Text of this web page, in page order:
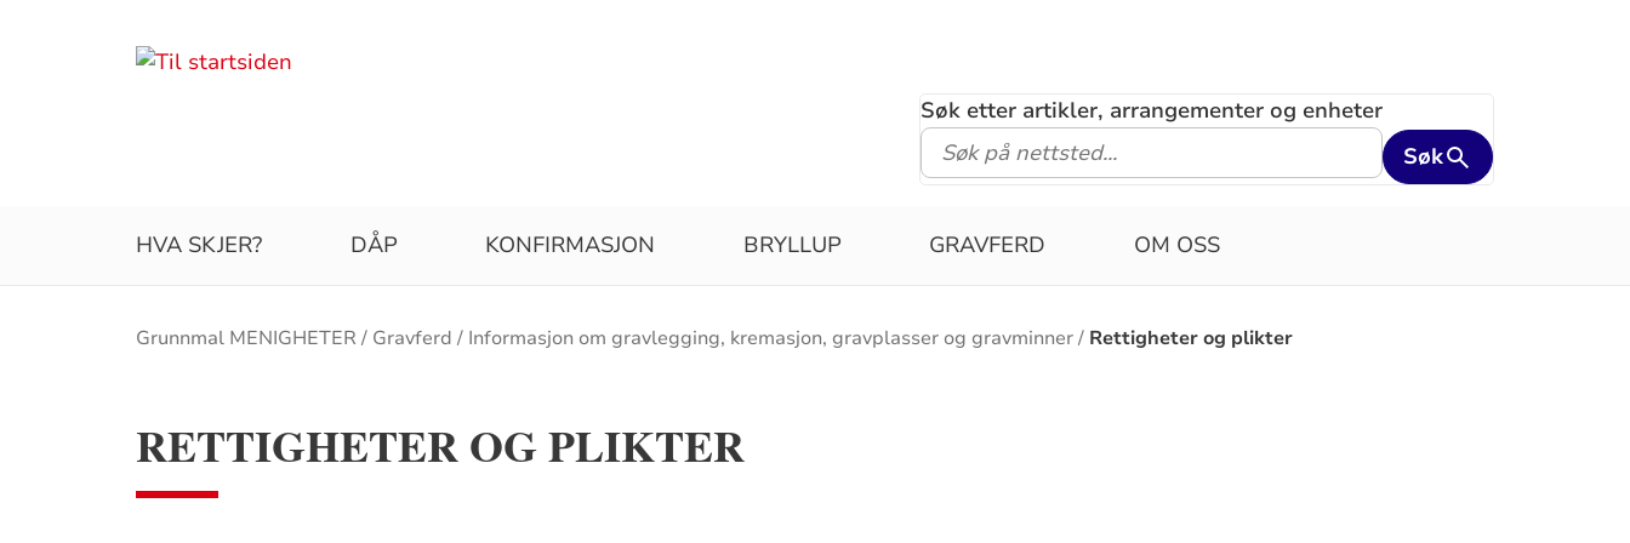
Søk etter artikler, arrangementer og enheter
Søk
HVA SKJER? DÅP KONFIRMASJON BRYLLUP GRAVFERD OM OSS
Brødsmulesti
Grunnmal MENIGHETER Gravferd Informasjon om gravlegging, kremasjon, gravplasser og gravminner Rettigheter og plikter
RETTIGHETER OG PLIKTER